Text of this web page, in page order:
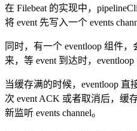
在 Filebeat 的实现中，
将 event 先写入一个 events
同时，有一个 eventloop 组件，
来，等 event 到达时，
当缓存满的时候，eventloop 直
次 event ACK 或者取消后，缓
新监听 events channel。